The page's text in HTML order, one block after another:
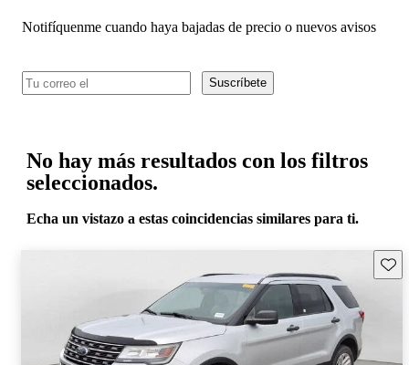
Notifíquenme cuando haya bajadas de precio o nuevos avisos
Suscríbete
No hay más resultados con los filtros
seleccionados.
Echa un vistazo a estas coincidencias similares para ti.